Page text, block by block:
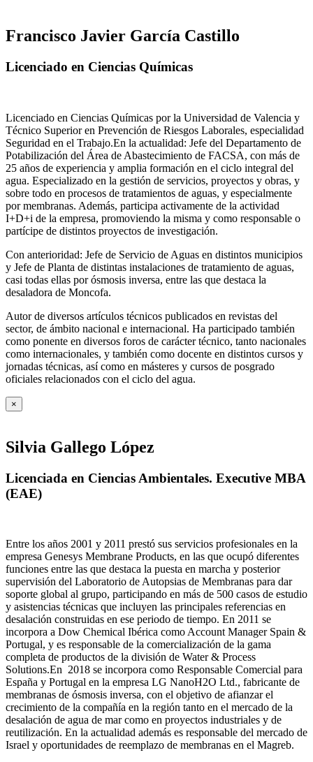
Francisco Javier García Castillo
Licenciado en Ciencias Químicas
Licenciado en Ciencias Químicas por la Universidad de Valencia y
Técnico Superior en Prevención de Riesgos Laborales, especialidad
Seguridad en el Trabajo.En la actualidad: Jefe del Departamento de
Potabilización del Área de Abastecimiento de FACSA, con más de
25 años de experiencia y amplia formación en el ciclo integral del
agua. Especializado en la gestión de servicios, proyectos y obras, y
sobre todo en procesos de tratamientos de aguas, y especialmente
por membranas. Además, participa activamente de la actividad
I+D+i de la empresa, promoviendo la misma y como responsable o
partícipe de distintos proyectos de investigación.
Con anterioridad: Jefe de Servicio de Aguas en distintos municipios
y Jefe de Planta de distintas instalaciones de tratamiento de aguas,
casi todas ellas por ósmosis inversa, entre las que destaca la
desaladora de Moncofa.
Autor de diversos artículos técnicos publicados en revistas del
sector, de ámbito nacional e internacional. Ha participado también
como ponente en diversos foros de carácter técnico, tanto nacionales
como internacionales, y también como docente en distintos cursos y
jornadas técnicas, así como en másteres y cursos de posgrado
oficiales relacionados con el ciclo del agua.
×
Silvia Gallego López
Licenciada en Ciencias Ambientales. Executive MBA
(EAE)
Entre los años 2001 y 2011 prestó sus servicios profesionales en la
empresa Genesys Membrane Products, en las que ocupó diferentes
funciones entre las que destaca la puesta en marcha y posterior
supervisión del Laboratorio de Autopsias de Membranas para dar
soporte global al grupo, participando en más de 500 casos de estudio
y asistencias técnicas que incluyen las principales referencias en
desalación construidas en ese periodo de tiempo. En 2011 se
incorpora a Dow Chemical Ibérica como Account Manager Spain &
Portugal, y es responsable de la comercialización de la gama
completa de productos de la división de Water & Process
Solutions.En 2018 se incorpora como Responsable Comercial para
España y Portugal en la empresa LG NanoH2O Ltd., fabricante de
membranas de ósmosis inversa, con el objetivo de afianzar el
crecimiento de la compañía en la región tanto en el mercado de la
desalación de agua de mar como en proyectos industriales y de
reutilización. En la actualidad además es responsable del mercado de
Israel y oportunidades de reemplazo de membranas en el Magreb.